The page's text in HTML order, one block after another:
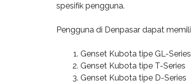
spesifik pengguna.
Pengguna di Denpasar dapat
Genset Kubota tipe GL-Series
Genset Kubota tipe T-Series
Genset Kubota tipe D-Series